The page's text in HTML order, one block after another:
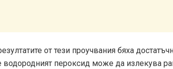
от тези проучвания бяха
водородният пероксид може да излекува